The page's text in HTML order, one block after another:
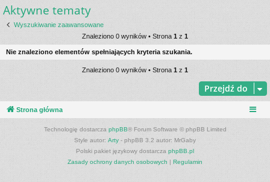
j
…
o
w
ni
cy
ę j
si
Aktywne tematy
Wyszukiwanie zaawansowane
Znaleziono 0 wyników • Strona 1 z 1
Nie znaleziono elementów spełniających kryteria szukania.
Znaleziono 0 wyników • Strona 1 z 1
Przejdź do
Strona główna
Technologię dostarcza phpBB® Forum Software © phpBB Limited
Style autor: Arty - phpBB 3.2 autor: MrGaby
Polski pakiet językowy dostarcza phpBB.pl
Zasady ochrony danych osobowych | Regulamin